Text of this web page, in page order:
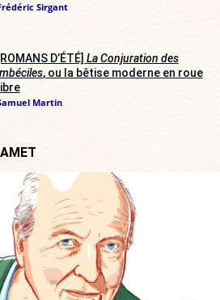
Sirgant
D’ÉTÉ] La Conjuration des
, ou la bêtise moderne en roue
libre
Martin